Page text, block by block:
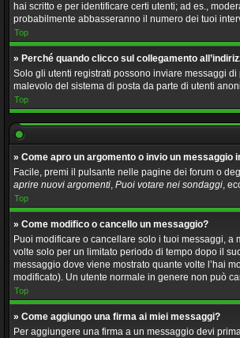
hai scritto e per identificare certi utenti; ad es.,
probabilmente abbasseranno il numero dei tuoi
Top
» Perché quando clicco sul collegamento
Solo gli utenti registrati possono inviare messaggi
malevolo del sistema di posta da parte di utenti
Top
» Come apro un argomento o invio un messaggio
Facile, premi il pulsante nelle pagine dei forum o
aprire nuovi argomenti, Puoi votare nei sondaggi,
Top
» Come modifico o cancello un messaggio?
Puoi modificare o cancellare solo i tuoi messaggi,
volte solo per un limitato periodo di tempo dopo il
messaggio dove viene mostrato quante volte l’hai
modificato). Un utente normale in genere non può
Top
» Come aggiungo una firma ai miei messaggi?
Per aggiungere una firma a un messaggio devi